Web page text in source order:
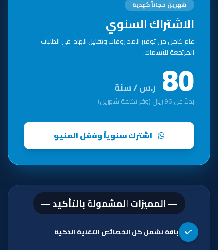
شهرين مجاناً كهدية
الاشتراك السنوي
عام كامل من توفير المصروفات وتقليل الهادر في الطلبات
المرتجعة للأسماك.
80 ر.س / سنة
بدلاً من 96 ريال (وفر تكلفة شهرين)
اشترك سنوياً وفعّل المنيو
— المميزات المشمولة بالتأكيد —
باقة تشمل كل الخصائص التقنية الذكية